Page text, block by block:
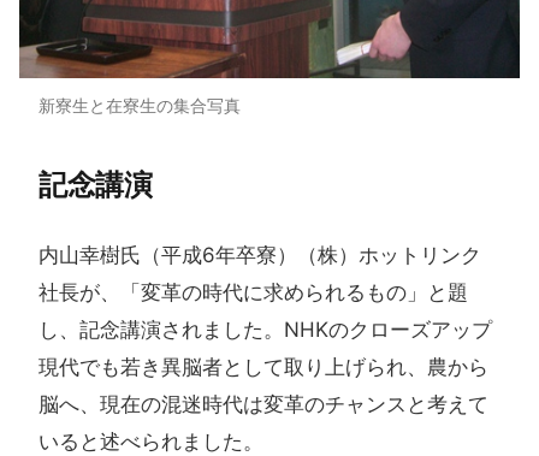
新寮生と在寮生の集合写真
記念講演
内山幸樹氏（平成6年卒寮）（株）ホットリンク
社長が、「変革の時代に求められるもの」と題
し、記念講演されました。NHKのクローズアップ
現代でも若き異脳者として取り上げられ、農から
脳へ、現在の混迷時代は変革のチャンスと考えて
いると述べられました。